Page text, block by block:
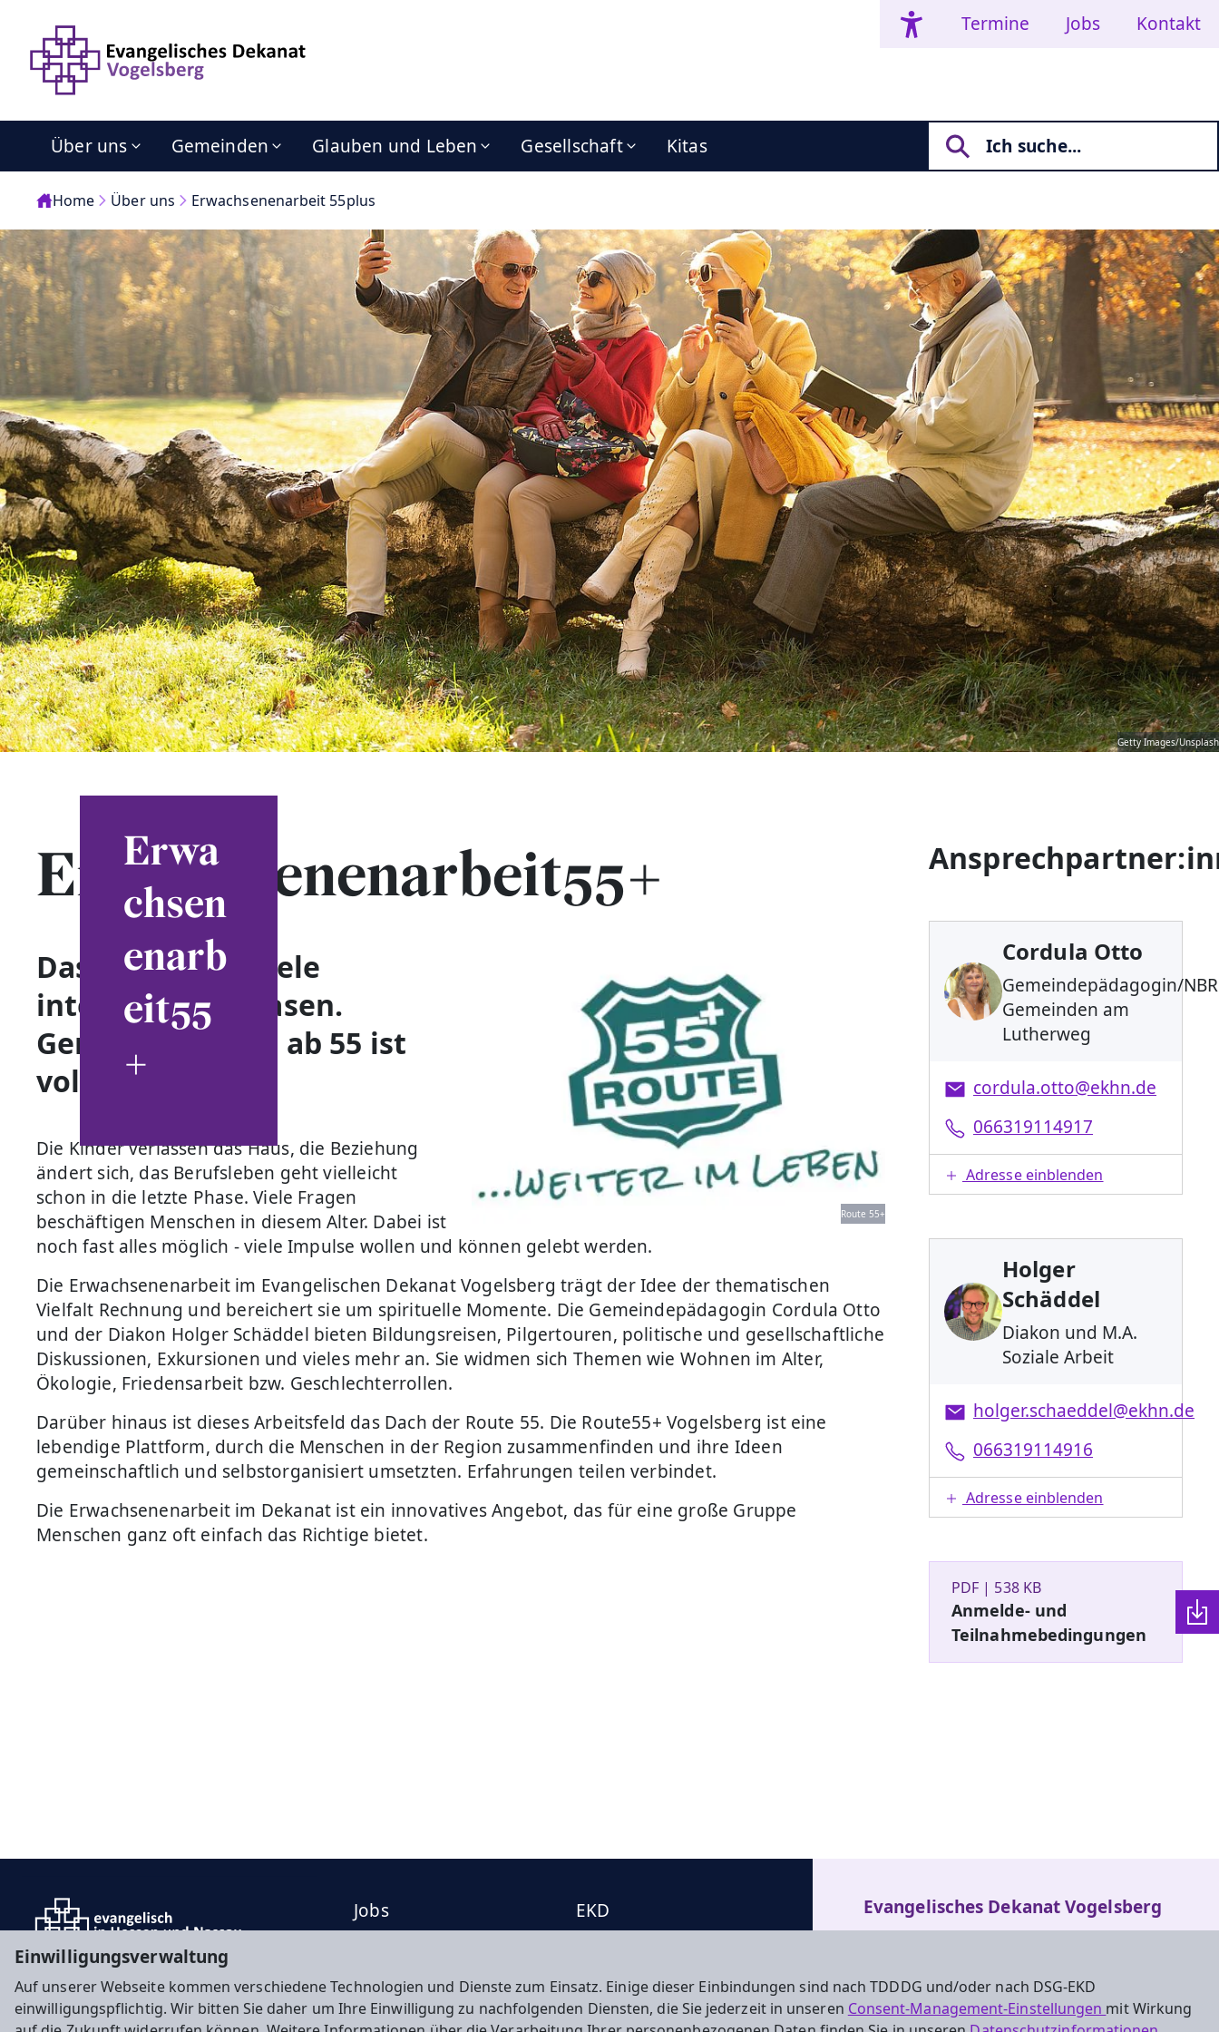
Einwilligungsverwaltung
Auf unserer Webseite kommen verschiedene Technologien und Dienste zum Einsatz. Einige dieser Einbindungen sind nach TDDDG und/oder nach DSG-EKD
einwilligungspflichtig. Wir bitten Sie daher um Ihre Einwilligung zu nachfolgenden Diensten, die Sie jederzeit in unseren Consent-Management-Einstellungen mit Wirkung
Termine Jobs Kontakt
Über uns Gemeinden Glauben und Leben Gesellschaft Kitas
Home Über uns Erwachsenenarbeit 55plus
Getty Images/Unsplash
Erwa
chsen
enarb
eit55
+
Erwachsenenarbeit55+
Route 55+
Das Leben hat viele
interessante Phasen.
Gerade das Alter ab 55 ist
voller Leben:
Die Kinder verlassen das Haus, die Beziehung
ändert sich, das Berufsleben geht vielleicht
schon in die letzte Phase. Viele Fragen
beschäftigen Menschen in diesem Alter. Dabei ist
noch fast alles möglich - viele Impulse wollen und können gelebt werden.
Die Erwachsenenarbeit im Evangelischen Dekanat Vogelsberg trägt der Idee der thematischen
Vielfalt Rechnung und bereichert sie um spirituelle Momente. Die Gemeindepädagogin Cordula Otto
und der Diakon Holger Schäddel bieten Bildungsreisen, Pilgertouren, politische und gesellschaftliche
Diskussionen, Exkursionen und vieles mehr an. Sie widmen sich Themen wie Wohnen im Alter,
Ökologie, Friedensarbeit bzw. Geschlechterrollen.
Darüber hinaus ist dieses Arbeitsfeld das Dach der Route 55. Die Route55+ Vogelsberg ist eine
lebendige Plattform, durch die Menschen in der Region zusammenfinden und ihre Ideen
gemeinschaftlich und selbstorganisiert umsetzten. Erfahrungen teilen verbindet.
Die Erwachsenenarbeit im Dekanat ist ein innovatives Angebot, das für eine große Gruppe
Menschen ganz oft einfach das Richtige bietet.
Cordula Otto
Gemeindepädagogin/NBR
Gemeinden am
Lutherweg
cordula.otto@ekhn.de
066319114917
Adresse einblenden
Holger
Schäddel
Diakon und M.A.
Soziale Arbeit
holger.schaeddel@ekhn.de
066319114916
Adresse einblenden
PDF | 538 KB
Anmelde- und
Teilnahmebedingungen
Jobs
EKD
Evangelisches Dekanat Vogelsberg
Fulder Tor 28
Tel.: 06631-911490